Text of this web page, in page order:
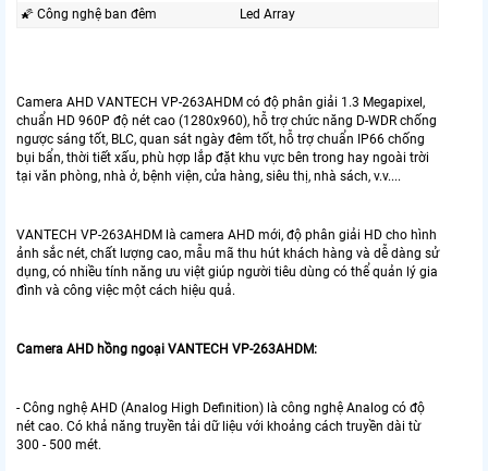
🌠 Công nghệ ban đêm
Led Array
Camera AHD VANTECH VP-263AHDM có độ phân giải 1.3 Megapixel,
chuẩn HD 960P độ nét cao (1280x960), hỗ trợ chức năng D-WDR chống
ngược sáng tốt, BLC, quan sát ngày đêm tốt, hỗ trợ chuẩn IP66 chống
bụi bẩn, thời tiết xấu, phù hợp lắp đặt khu vực bên trong hay ngoài trời
tại văn phòng, nhà ở, bệnh viện, cửa hàng, siêu thị, nhà sách, v.v....
VANTECH VP-263AHDM là camera AHD mới, độ phân giải HD cho hình
ảnh sắc nét, chất lượng cao, mẫu mã thu hút khách hàng và dễ dàng sử
dụng, có nhiều tính năng ưu việt giúp người tiêu dùng có thể quản lý gia
đình và công việc một cách hiệu quả.
Camera AHD hồng ngoại VANTECH VP-263AHDM:
- Công nghệ AHD (Analog High Definition) là công nghệ Analog có độ
nét cao. Có khả năng truyền tải dữ liệu với khoảng cách truyền dài từ
300 - 500 mét.